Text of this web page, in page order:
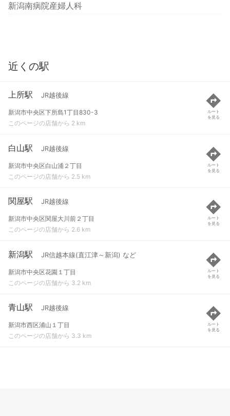
新潟南病院産婦人科
近くの駅
上所駅 JR越後線
新潟市中央区下所島1丁目830-3
このページの店舗から 2 km
ルート
を見る
白山駅 JR越後線
新潟市中央区白山浦２丁目
このページの店舗から 2.5 km
ルート
を見る
関屋駅 JR越後線
新潟市中央区関屋大川前２丁目
このページの店舗から 2.6 km
ルート
を見る
新潟駅 JR信越本線(直江津～新潟) など
新潟市中央区花園１丁目
このページの店舗から 3.2 km
ルート
を見る
青山駅 JR越後線
新潟市西区浦山１丁目
このページの店舗から 3.3 km
ルート
を見る